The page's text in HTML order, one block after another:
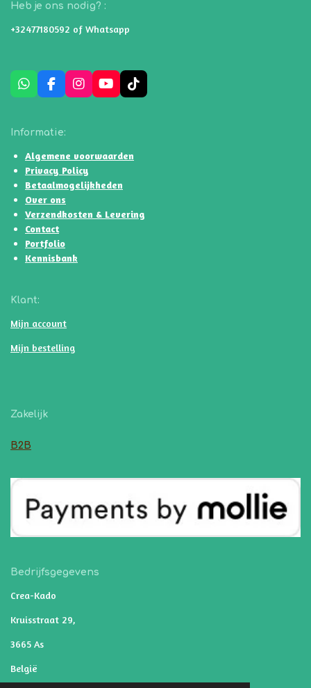
Heb je ons nodig? :
+32477180592 of Whatsapp
W
h
t
s
A
p
p
F
a
e
b
o
o
k
I
n
g
r
a
m
Y
o
b
e
T
i
k
Informatie:
Algemene voorwaarden
Privacy Policy
Betaalmogelijkheden
Over ons
Verzendkosten & Levering
Contact
Portfolio
Kennisbank
Klant:
Mijn account
Mijn bestelling
Zakelijk
B2B
Bedrijfsgegevens
Crea-Kado
Kruisstraat 29,
3665 As
België